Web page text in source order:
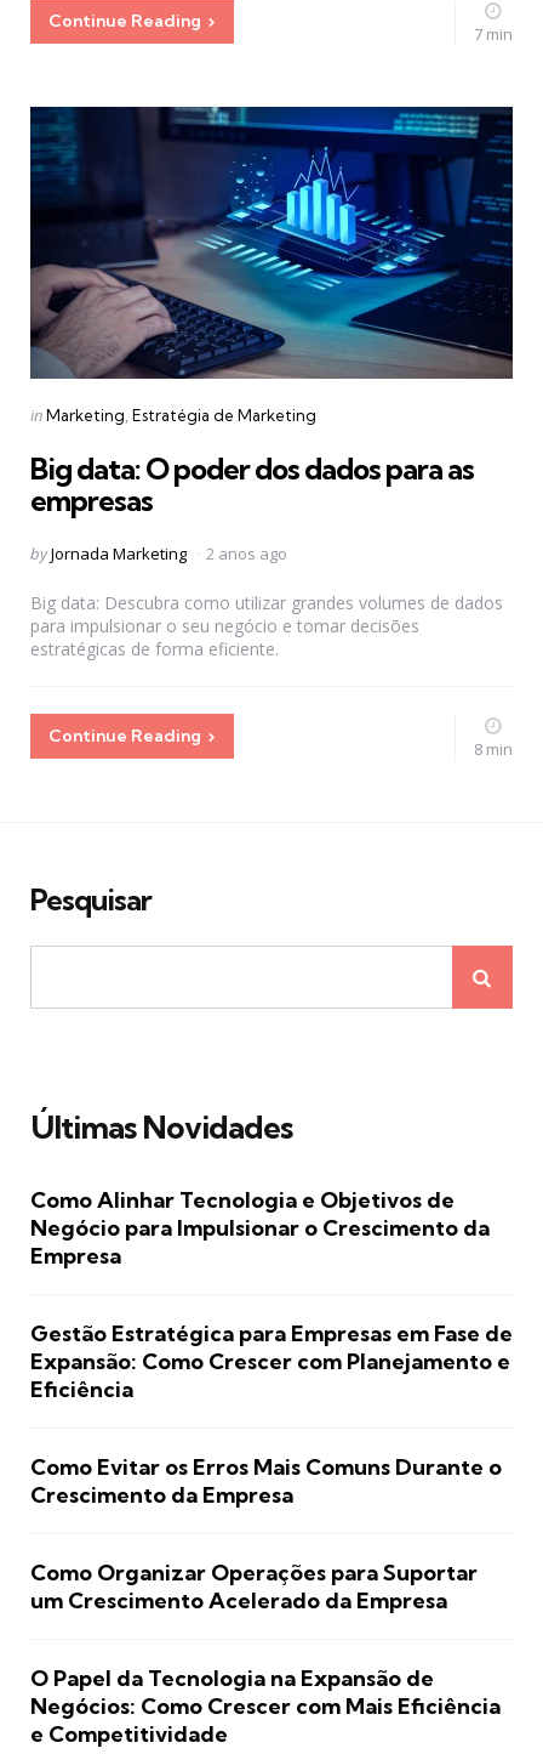
Continue Reading
7 min
Categories
Posted
inMarketing Estratégia de Marketing
Big data: O poder dos dados para as
empresas
Posted
byJornada Marketing 2 anos ago
Big data: Descubra como utilizar grandes volumes de dados
para impulsionar o seu negócio e tomar decisões
estratégicas de forma eficiente.
Continue Reading
8 min
Pesquisar
Últimas Novidades
Como Alinhar Tecnologia e Objetivos de
Negócio para Impulsionar o Crescimento da
Empresa
Gestão Estratégica para Empresas em Fase de
Expansão: Como Crescer com Planejamento e
Eficiência
Como Evitar os Erros Mais Comuns Durante o
Crescimento da Empresa
Como Organizar Operações para Suportar
um Crescimento Acelerado da Empresa
O Papel da Tecnologia na Expansão de
Negócios: Como Crescer com Mais Eficiência
e Competitividade